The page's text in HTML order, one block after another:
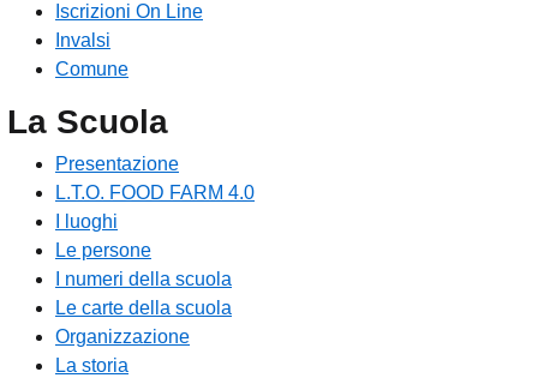
Iscrizioni On Line
Invalsi
Comune
La Scuola
Presentazione
L.T.O. FOOD FARM 4.0
I luoghi
Le persone
I numeri della scuola
Le carte della scuola
Organizzazione
La storia